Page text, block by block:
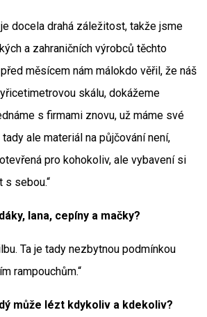
docela drahá záležitost, takže jsme
a zahraničních výrobců těchto
měsícem nám málokdo věřil, že náš
skálu, dokážeme
s firmami znovu, už máme své
ale materiál na půjčování není,
pro kohokoliv, ale vybavení si
sebou.“
lana, cepíny a mačky?
Ta je tady nezbytnou podmínkou
rampouchům.“
může lézt kdykoliv a kdekoliv?